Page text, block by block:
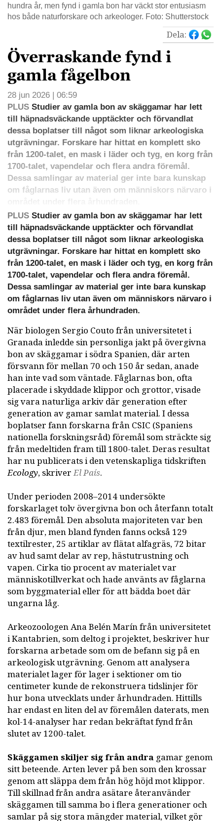
hundra år, men fynd i gamla bon har väckt stor entusiasm
hos både naturforskare och arkeologer. Foto: Shutterstock
Dela:
Överraskande fynd i
gamla fågelbon
28 jun 2026 | 06:59
PLUS Studier av gamla bon av skäggamar har lett
till häpnadsväckande upptäckter och förvandlat
dessa boplatser till något som liknar arkeologiska
utgrävningar. Forskare har hittat en komplett sko
från 1200-talet, en mask i läder och tyg, en korg från
1700-talet, vapendelar och flera andra föremål.
Dessa samlingar av material ger inte bara kunskap
om fåglarnas liv utan även om människors närvaro i
PLUS Studier av gamla bon av skäggamar har lett
till häpnadsväckande upptäckter och förvandlat
dessa boplatser till något som liknar arkeologiska
utgrävningar. Forskare har hittat en komplett sko
från 1200-talet, en mask i läder och tyg, en korg från
1700-talet, vapendelar och flera andra föremål.
Dessa samlingar av material ger inte bara kunskap
om fåglarnas liv utan även om människors närvaro i
området under flera århundraden.
När biologen Sergio Couto från universitetet i
Granada inledde sin personliga jakt på övergivna
bon av skäggamar i södra Spanien, där arten
försvann för mellan 70 och 150 år sedan, anade
han inte vad som väntade. Fåglarnas bon, ofta
placerade i skyddade klippor och grottor, visade
sig vara naturliga arkiv där generation efter
generation av gamar samlat material. I dessa
boplatser fann forskarna från CSIC (Spaniens
nationella forskningsråd) föremål som sträckte sig
från medeltiden fram till 1800-talet. Deras resultat
har nu publicerats i den vetenskapliga tidskriften
Ecology, skriverEl País.
Under perioden 2008–2014 undersökte
forskarlaget tolv övergivna bon och återfann totalt
2.483 föremål. Den absoluta majoriteten var ben
från djur, men bland fynden fanns också 129
textilrester, 25 artiklar av flätat alfagräs, 72 bitar
av hud samt delar av rep, hästutrustning och
vapen. Cirka tio procent av materialet var
människotillverkat och hade använts av fåglarna
som byggmaterial eller för att bädda boet där
ungarna låg.
Arkeozoologen Ana Belén Marín från universitetet
i Kantabrien, som deltog i projektet, beskriver hur
forskarna arbetade som om de befann sig på en
arkeologisk utgrävning. Genom att analysera
materialet lager för lager i sektioner om tio
centimeter kunde de rekonstruera tidslinjer för
hur bona utvecklats under århundraden. Hittills
har endast en liten del av föremålen daterats, men
kol-14-analyser har redan bekräftat fynd från
slutet av 1200-talet.
Skäggamen skiljer sig från andra gamar genom
sitt beteende. Arten lever på ben som den krossar
genom att släppa dem från hög höjd mot klippor.
Till skillnad från andra asätare återanvänder
skäggamen till samma bo i flera generationer och
samlar på sig stora mängder material, vilket gör